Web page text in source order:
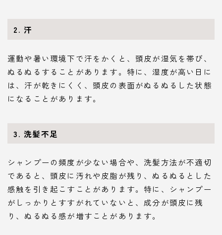
2. 汗
運動や暑い環境下で汗をかくと、頭皮が湿気を帯び、
ぬるぬるすることがあります。特に、湿度が高い日に
は、汗が乾きにくく、頭皮の表面がぬるぬるした状態
になることがあります。
3. 洗髪不足
シャンプーの頻度が少ない場合や、洗髪方法が不適切
であると、頭皮に汚れや皮脂が残り、ぬるぬるとした
感触を引き起こすことがあります。特に、シャンプー
がしっかりとすすがれていないと、成分が頭皮に残
り、ぬるぬる感が増すことがあります。